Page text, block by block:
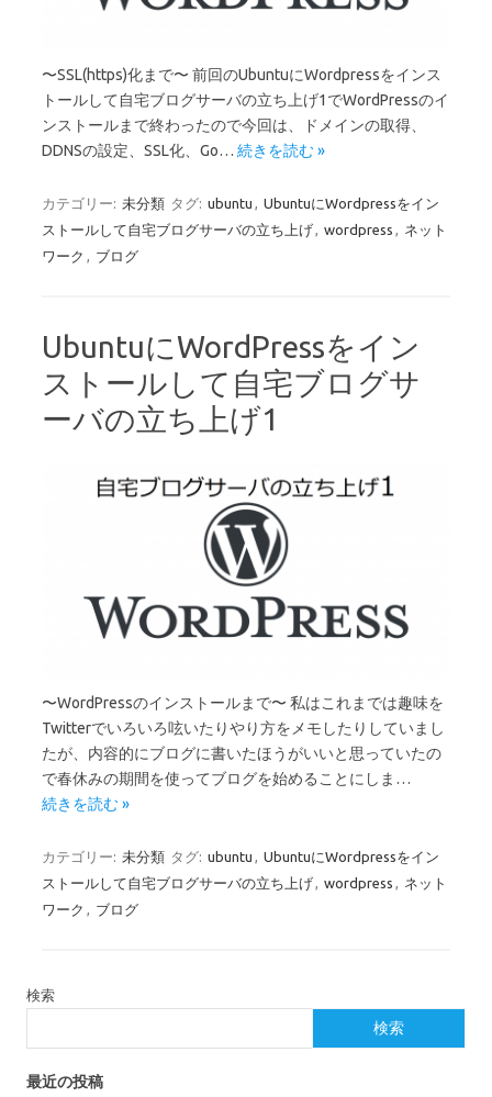
〜SSL(https)化まで〜 前回のUbuntuにWordpressをインス
トールして自宅ブログサーバの立ち上げ1でWordPressのイ
ンストールまで終わったので今回は、ドメインの取得、
DDNSの設定、SSL化、Go… 続きを読む »
カテゴリー: 未分類 タグ: ubuntu
UbuntuにWordpressをイン
ストールして自宅ブログサーバの立ち上げ
wordpress
ネット
ワーク
ブログ
UbuntuにWordPressをイン
ストールして自宅ブログサ
ーバの立ち上げ1
〜WordPressのインストールまで〜 私はこれまでは趣味を
Twitterでいろいろ呟いたりやり方をメモしたりしていまし
たが、内容的にブログに書いたほうがいいと思っていたの
で春休みの期間を使ってブログを始めることにしま…
続きを読む »
カテゴリー: 未分類 タグ: ubuntu , UbuntuにWordpressをイン
ストールして自宅ブログサーバの立ち上げ, wordpress , ネット
ワーク , ブログ
検索
検索
最近の投稿